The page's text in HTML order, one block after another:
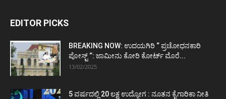
EDITOR PICKS
BREAKING NOW: ಉದಯಗಿರಿ “ ಪ್ರಚೋಧನಕಾರಿ
ಪೋಸ್ಟ್‌ “: ಜಾಮೀನು ಕೋರಿ ಕೋರ್ಟ್‌ ಮೊರೆ...
13/02/2025
5 ವರ್ಷದಲ್ಲಿ 20 ಲಕ್ಷ ಉದ್ಯೋಗ : ನೂತನ ಕೈಗಾರಿಕಾ ನೀತಿ